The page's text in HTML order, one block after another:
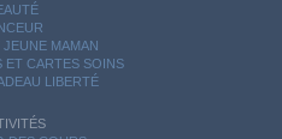
MAMAN
ET CARTES SOINS
LIBERTÉ